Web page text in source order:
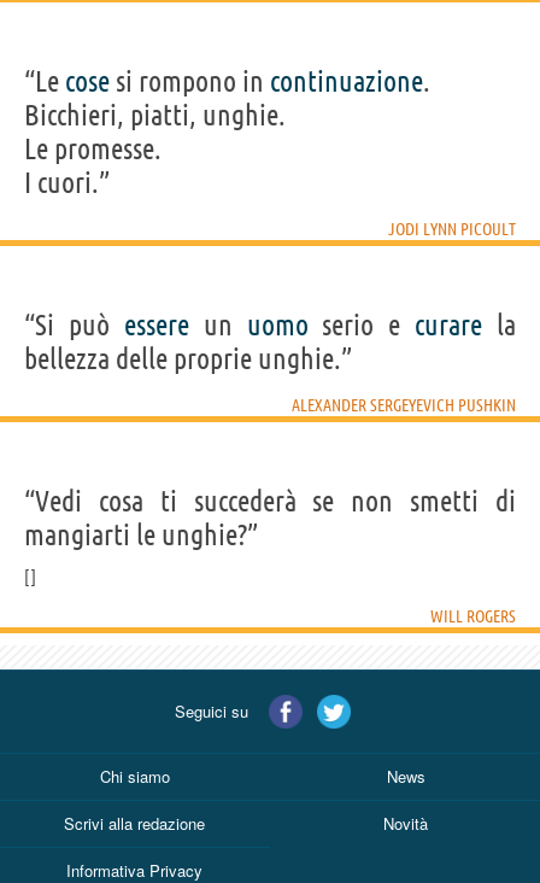
“Le cose si rompono in continuazione.
Bicchieri, piatti, unghie.
Le promesse.
I cuori.”
JODI LYNN PICOULT
“Si può essereun uomo serio e curare la
bellezza delle proprie unghie.”
ALEXANDER SERGEYEVICH PUSHKIN
“Vedi cosa ti succederà se non smetti di
mangiarti le unghie?”
WILL ROGERS
Seguici su
Chi siamo News
Scrivi alla redazione Novità
Informativa Privacy